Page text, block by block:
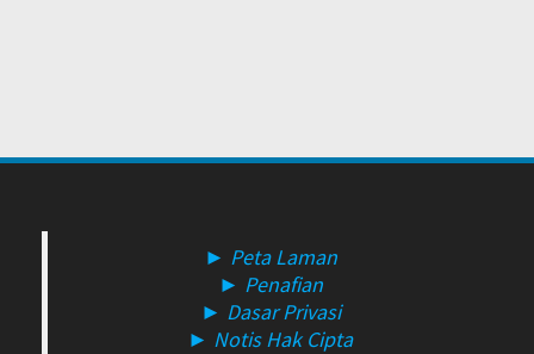
► Peta Laman
► Penafian
► Dasar Privasi
► Notis Hak Cipta